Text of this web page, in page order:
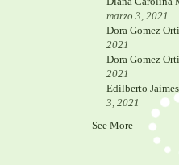
marzo 3, 2021
Dora Gomez
2021
Dora Gomez
2021
Edilberto
3, 2021
See More